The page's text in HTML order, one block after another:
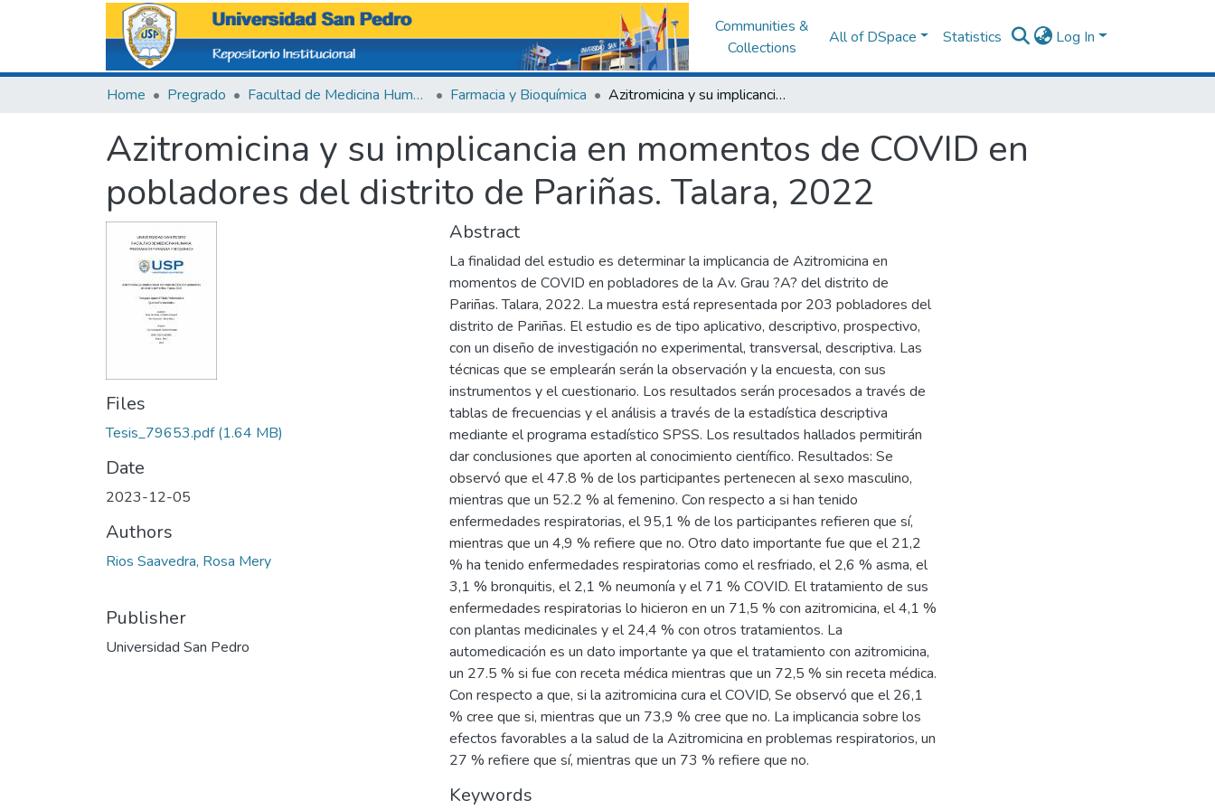
Communities &
Collections
All of DSpace Statistics Log In
Home Pregrado Facultad de Medicina Humana Farmacia y Bioquímica Azitromicina y su implicancia en momentos de COVID en pobladores del distrito de Pariñas. Talara, 2022
Azitromicina y su implicancia en momentos de COVID en
pobladores del distrito de Pariñas. Talara, 2022
Files
Tesis_79653.pdf(1.64 MB)
Date
2023-12-05
Authors
Rios Saavedra, Rosa Mery
Publisher
Universidad San Pedro
Abstract
La finalidad del estudio es determinar la implicancia de Azitromicina en
momentos de COVID en pobladores de la Av. Grau ?A? del distrito de
Pariñas. Talara, 2022. La muestra está representada por 203 pobladores del
distrito de Pariñas. El estudio es de tipo aplicativo, descriptivo, prospectivo,
con un diseño de investigación no experimental, transversal, descriptiva. Las
técnicas que se emplearán serán la observación y la encuesta, con sus
instrumentos y el cuestionario. Los resultados serán procesados a través de
tablas de frecuencias y el análisis a través de la estadística descriptiva
mediante el programa estadístico SPSS. Los resultados hallados permitirán
dar conclusiones que aporten al conocimiento científico. Resultados: Se
observó que el 47.8 % de los participantes pertenecen al sexo masculino,
mientras que un 52.2 % al femenino. Con respecto a si han tenido
enfermedades respiratorias, el 95,1 % de los participantes refieren que sí,
mientras que un 4,9 % refiere que no. Otro dato importante fue que el 21,2
% ha tenido enfermedades respiratorias como el resfriado, el 2,6 % asma, el
3,1 % bronquitis, el 2,1 % neumonía y el 71 % COVID. El tratamiento de sus
enfermedades respiratorias lo hicieron en un 71,5 % con azitromicina, el 4,1 %
con plantas medicinales y el 24,4 % con otros tratamientos. La
automedicación es un dato importante ya que el tratamiento con azitromicina,
un 27.5 % si fue con receta médica mientras que un 72,5 % sin receta médica.
Con respecto a que, si la azitromicina cura el COVID, Se observó que el 26,1
% cree que si, mientras que un 73,9 % cree que no. La implicancia sobre los
efectos favorables a la salud de la Azitromicina en problemas respiratorios, un
27 % refiere que sí, mientras que un 73 % refiere que no.
Keywords